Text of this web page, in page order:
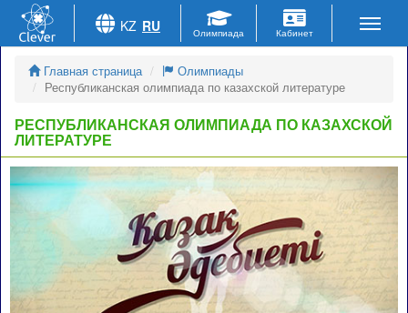
Главная страница
Олимпиады
Республиканская олимпиада по казахской литературе
РЕСПУБЛИКАНСКАЯ ОЛИМПИАДА ПО КАЗАХСКОЙ
ЛИТЕРАТУРЕ
KZ RU